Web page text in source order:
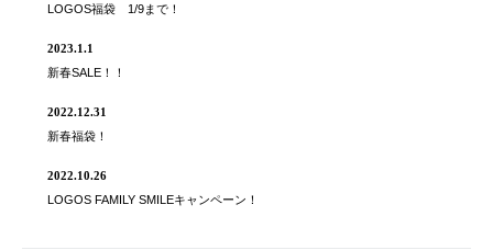
LOGOS福袋 1/9まで！
2023.1.1
新春SALE！！
2022.12.31
新春福袋！
2022.10.26
LOGOS FAMILY SMILEキャンペーン！